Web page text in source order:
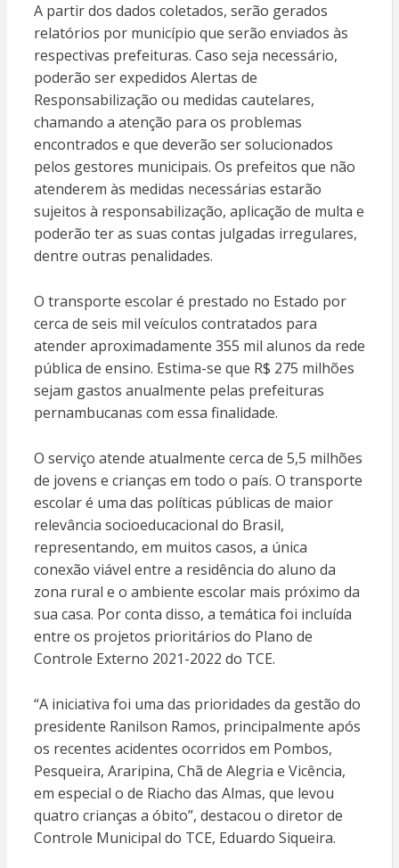
A partir dos dados coletados, serão gerados
relatórios por município que serão enviados às
respectivas prefeituras. Caso seja necessário,
poderão ser expedidos Alertas de
Responsabilização ou medidas cautelares,
chamando a atenção para os problemas
encontrados e que deverão ser solucionados
pelos gestores municipais. Os prefeitos que não
atenderem às medidas necessárias estarão
sujeitos à responsabilização, aplicação de multa e
poderão ter as suas contas julgadas irregulares,
dentre outras penalidades.
O transporte escolar é prestado no Estado por
cerca de seis mil veículos contratados para
atender aproximadamente 355 mil alunos da rede
pública de ensino. Estima-se que R$ 275 milhões
sejam gastos anualmente pelas prefeituras
pernambucanas com essa finalidade.
O serviço atende atualmente cerca de 5,5 milhões
de jovens e crianças em todo o país. O transporte
escolar é uma das políticas públicas de maior
relevância socioeducacional do Brasil,
representando, em muitos casos, a única
conexão viável entre a residência do aluno da
zona rural e o ambiente escolar mais próximo da
sua casa. Por conta disso, a temática foi incluída
entre os projetos prioritários do Plano de
Controle Externo 2021-2022 do TCE.
“A iniciativa foi uma das prioridades da gestão do
presidente Ranilson Ramos, principalmente após
os recentes acidentes ocorridos em Pombos,
Pesqueira, Araripina, Chã de Alegria e Vicência,
em especial o de Riacho das Almas, que levou
quatro crianças a óbito”, destacou o diretor de
Controle Municipal do TCE, Eduardo Siqueira.